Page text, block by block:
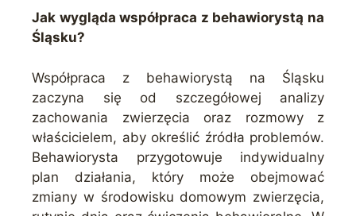
Jak wygląda współpraca z behawiorystą na
Śląsku?
Współpraca z behawiorystą na Śląsku
zaczyna się od szczegółowej analizy
zachowania zwierzęcia oraz rozmowy z
właścicielem, aby określić źródła problemów.
Behawiorysta przygotowuje indywidualny
plan działania, który może obejmować
zmiany w środowisku domowym zwierzęcia,